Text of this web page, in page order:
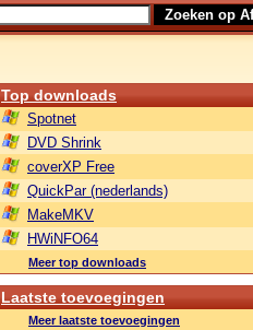
Top downloads
Spotnet
DVD Shrink
coverXP Free
QuickPar (nederlands)
MakeMKV
HWiNFO64
Meer top downloads
Laatste toevoegingen
Meer laatste toevoegingen